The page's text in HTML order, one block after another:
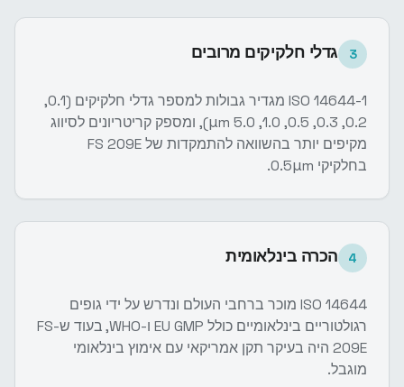
3 גדלי חלקיקים מרובים
ISO 14644-1 מגדיר גבולות למספר גדלי חלקיקים (0.1,
0.2, 0.3, 0.5, 1.0, 5.0 μm), ומספק קריטריונים לסיווג
מקיפים יותר בהשוואה להתמקדות של FS 209E
בחלקיקי 0.5μm.
4 הכרה בינלאומית
ISO 14644 מוכר ברחבי העולם ונדרש על ידי גופים
רגולטוריים בינלאומיים כולל EU GMP ו-WHO, בעוד ש-FS
209E היה בעיקר תקן אמריקאי עם אימוץ בינלאומי
מוגבל.